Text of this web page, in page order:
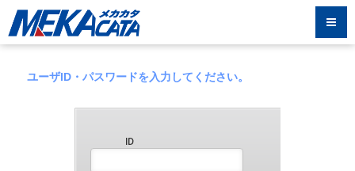
ユーザID・パスワードを入力してください。